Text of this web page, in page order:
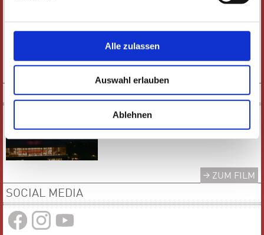
Alle zulassen
Auswahl erlauben
Ablehnen
E-PAPER
PDF-VERSION
KURZFILM
ZUM FILM
SOCIAL MEDIA